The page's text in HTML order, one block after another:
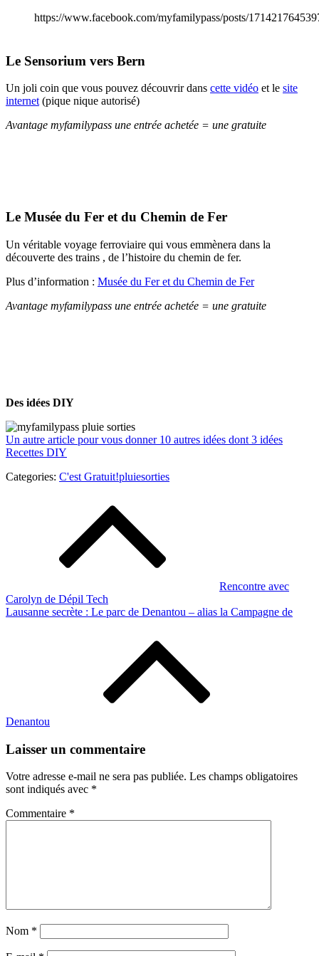
https://www.facebook.com/myfamilypass/posts/
Le Sensorium vers Bern
Un joli coin que vous pouvez découvrir dans cette vidéo et le site
internet (pique nique autorisé)
Avantage myfamilypass une entrée achetée = une gratuite
Le Musée du Fer et du Chemin de Fer
Un véritable voyage ferroviaire qui vous emmènera dans la
découverte des trains , de l’histoire du chemin de fer.
Plus d’information : Musée du Fer et du Chemin de Fer
Avantage myfamilypass une entrée achetée = une gratuite
Des idées DIY
Un autre article pour vous donner 10 autres idées dont 3 idées
Recettes DIY
Categories:
Categories: C'est Gratuit!pluiesorties
Rencontre avec
Carolyn de Dépil Tech
Lausanne secrète : Le parc de Denantou – alias la Campagne de
Denantou
Laisser un commentaire
Votre adresse e-mail ne sera pas publiée. Les champs obligatoires
sont indiqués avec *
Commentaire *
Nom *